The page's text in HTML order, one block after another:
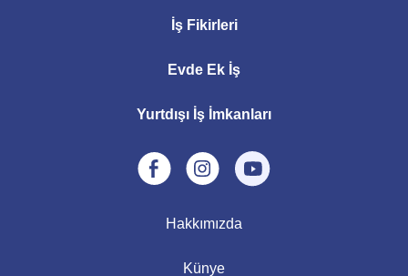
İş Fikirleri
Evde Ek İş
Yurtdışı İş İmkanları
Hakkımızda
Künye